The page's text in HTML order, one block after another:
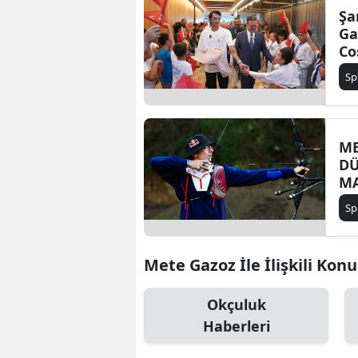
Mete Gazoz İle İlişkili
Okçuluk
Haberleri